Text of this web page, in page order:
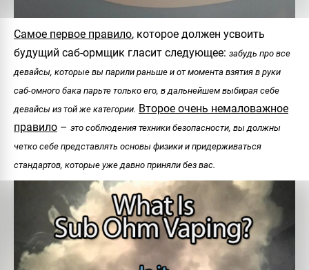
Самое первое правило, которое должен усвоить
будущий саб-ормщик гласит следующее: забудь про все
девайсы, которые вы парили раньше и от момента взятия в руки
саб-омного бака парьте только его, в дальнейшем выбирая себе
девайсы из той же категории. Второе очень немаловажное
правило – это соблюдения техники безопасности, вы должны
четко себе представлять основы физики и придерживаться
стандартов, которые уже давно приняли без вас.